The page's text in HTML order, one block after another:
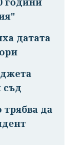
датата
съд
да